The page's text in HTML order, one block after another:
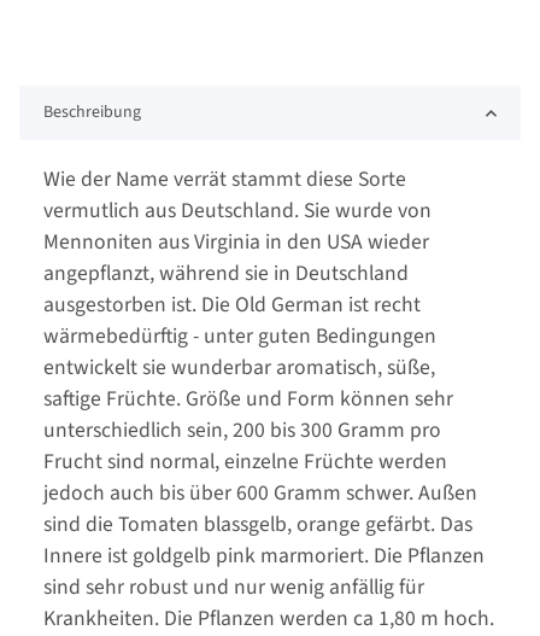
Beschreibung
Wie der Name verrät stammt diese Sorte
vermutlich aus Deutschland. Sie wurde von
Mennoniten aus Virginia in den USA wieder
angepflanzt, während sie in Deutschland
ausgestorben ist. Die Old German ist recht
wärmebedürftig - unter guten Bedingungen
entwickelt sie wunderbar aromatisch, süße,
saftige Früchte. Größe und Form können sehr
unterschiedlich sein, 200 bis 300 Gramm pro
Frucht sind normal, einzelne Früchte werden
jedoch auch bis über 600 Gramm schwer. Außen
sind die Tomaten blassgelb, orange gefärbt. Das
Innere ist goldgelb pink marmoriert. Die Pflanzen
sind sehr robust und nur wenig anfällig für
Krankheiten. Die Pflanzen werden ca 1,80 m hoch.